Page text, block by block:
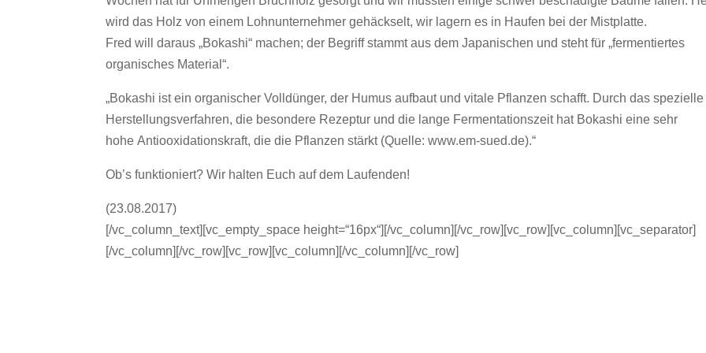
wird das Holz von einem Lohnunternehmer gehäckselt, wir lagern es in Haufen bei der Mistplatte.
Fred will daraus „Bokashi“ machen; der Begriff stammt aus dem Japanischen und steht für „fermentiertes
organisches Material“.
„Bokashi ist ein organischer Volldünger, der Humus aufbaut und vitale Pflanzen schafft. Durch das spezielle
Herstellungsverfahren, die besondere Rezeptur und die lange Fermentationszeit hat Bokashi eine sehr
hohe Antiooxidationskraft, die die Pflanzen stärkt (Quelle: www.em-sued.de).“
Ob’s funktioniert? Wir halten Euch auf dem Laufenden!
(23.08.2017)
[/vc_column_text][vc_empty_space height=“16px“][/vc_column][/vc_row][vc_row][vc_column][vc_separator]
[/vc_column][/vc_row][vc_row][vc_column][/vc_column][/vc_row]